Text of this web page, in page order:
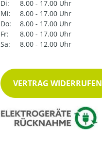
Di:
8.00 - 17.00 Uhr
Mi:
8.00 - 17.00 Uhr
Do:
8.00 - 17.00 Uhr
Fr:
8.00 - 17.00 Uhr
Sa:
8.00 - 12.00 Uhr
VERTRAG WIDERRUFEN